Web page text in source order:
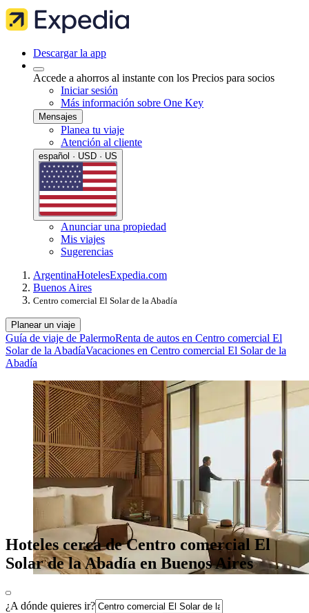
Descargar la app
Accede a ahorros al instante con los Precios para socios
Iniciar sesión
Más información sobre One Key
Mensajes
Planea tu viaje
Atención al cliente
español · USD · US
Anunciar una propiedad
Mis viajes
Sugerencias
ArgentinaHotelesExpedia.com
Buenos Aires
Centro comercial El Solar de la Abadía
Planear un viaje
Guía de viaje de PalermoRenta de autos en Centro comercial El
Solar de la AbadíaVacaciones en Centro comercial El Solar de la
Abadía
Hoteles cerca de Centro comercial El
Solar de la Abadía en Buenos Aires
¿A dónde quieres ir?